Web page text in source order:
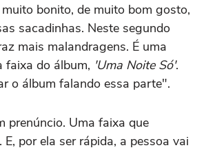
bonito, de muito bom gosto,
sacadinhas. Neste segundo
mais malandragens. É uma
faixa do álbum, 'Uma Noite Só'.
o álbum falando essa parte".
prenúncio. Uma faixa que
por ela ser rápida, a pessoa vai